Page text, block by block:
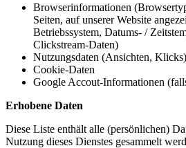
Browserinformationen
Seiten, auf unserer Website
Betriebssystem, Datums- /
Clickstream-Daten)
Nutzungsdaten (Ansichten, Klicks)
Cookie-Daten
Google Accout-Informationen
Erhobene Daten
Diese Liste enthält alle (persönlichen)
Nutzung dieses Dienstes gesammelt